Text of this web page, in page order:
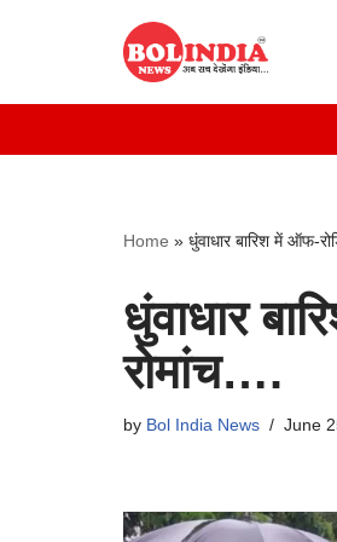
to
Home » धुंवाधार बारिश में ऑफ-
धुंवाधार
रोमांच….
by Bol India News June